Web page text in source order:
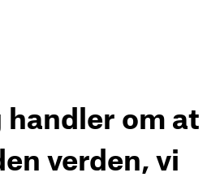
om at
verden, vi